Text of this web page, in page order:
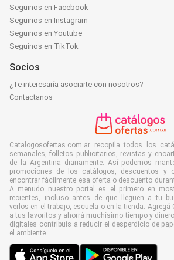
Seguinos en Facebook
Seguinos en Instagram
Seguinos en Youtube
Seguinos en TikTok
Socios
¿Te interesaría asociarte con nosotros?
Contactanos
Catalogosofertas.com.ar recopila todos los
semanales, folletos publicitarios, revistas y
de la Argentina diariamente. Así podemos
promociones de los catálogos, descuentos y
encontrar fácilmente esa oferta o descuento
A menudo nuestro portal es el primero en
recientes, incluso antes de que lleguen a tu
verlos en el trabajo, escuela o en la tienda.
a tus favoritos y ahorrá muchísimo tiempo y
digitales contribuís a reducir el desperdicio de
el ambiente.